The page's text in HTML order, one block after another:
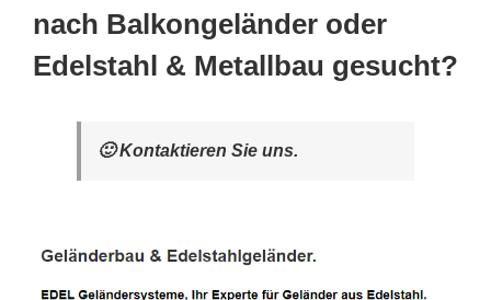
nach Balkongeländer oder
Edelstahl & Metallbau gesucht?
🙂 Kontaktieren Sie uns.